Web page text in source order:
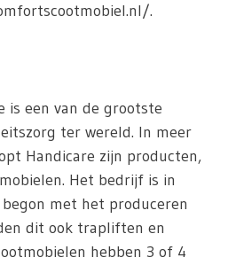
.
is een van de grootste
ter wereld. In meer
Handicare zijn producten,
Het bedrijf is in
met het produceren
dit ook trapliften en
hebben 3 of 4